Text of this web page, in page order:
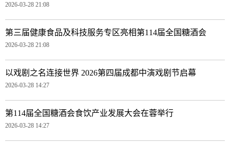
2026-03-28 21:08
第三届健康食品及科技服务专区亮相第114届全国糖酒会
2026-03-28 21:08
以戏剧之名连接世界 2026第四届成都中演戏剧节启幕
2026-03-28 14:27
第114届全国糖酒会食饮产业发展大会在蓉举行
2026-03-28 14:27